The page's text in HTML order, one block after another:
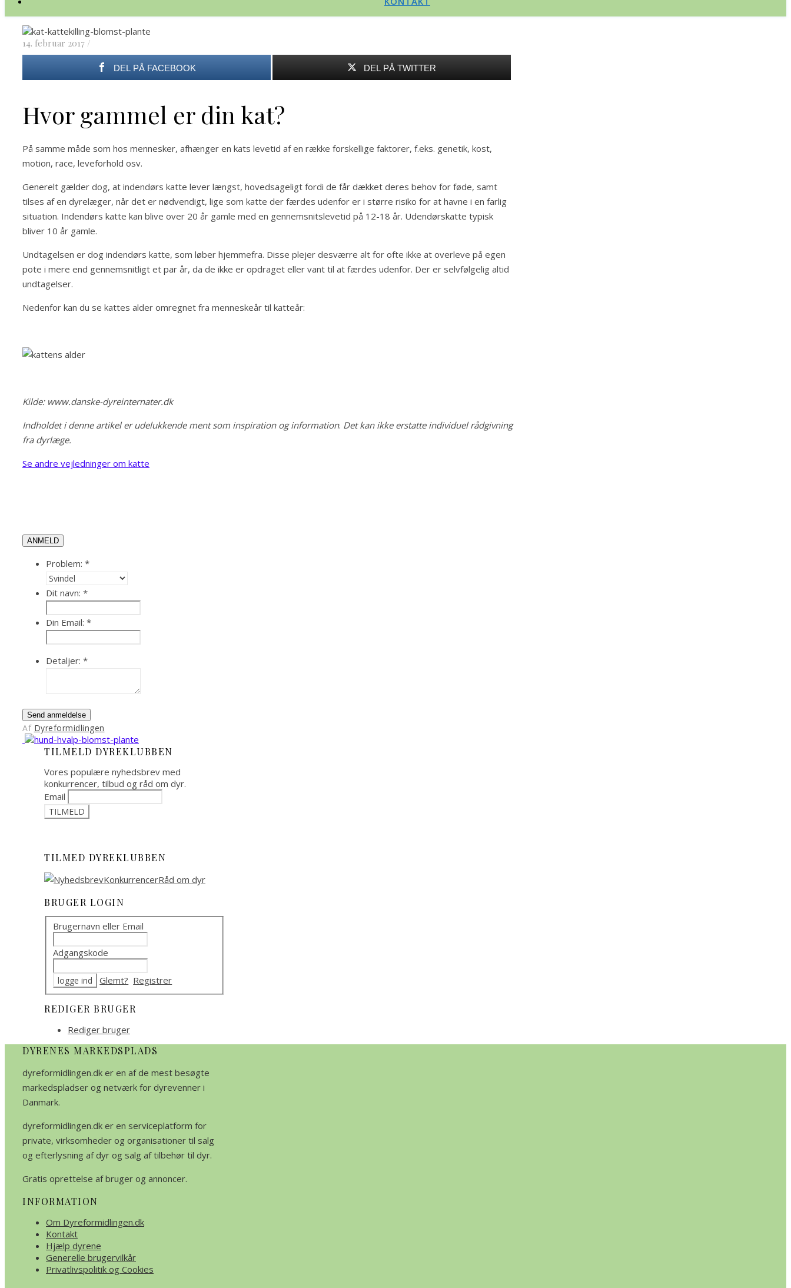
14. februar 2017 /
DEL PÅ FACEBOOK DEL PÅ TWITTER
Hvor gammel er din kat?
På samme måde som hos mennesker, afhænger en kats levetid af en række forskellige faktorer, f.eks. genetik, kost,
motion, race, leveforhold osv.
Generelt gælder dog, at indendørs katte lever længst, hovedsageligt fordi de får dækket deres behov for føde, samt
tilses af en dyrelæger, når det er nødvendigt, lige som katte der færdes udenfor er i større risiko for at havne i en farlig
situation. Indendørs katte kan blive over 20 år gamle med en gennemsnitslevetid på 12-18 år. Udendørskatte typisk
bliver 10 år gamle.
Undtagelsen er dog indendørs katte, som løber hjemmefra. Disse plejer desværre alt for ofte ikke at overleve på egen
pote i mere end gennemsnitligt et par år, da de ikke er opdraget eller vant til at færdes udenfor. Der er selvfølgelig altid
undtagelser.
Nedenfor kan du se kattes alder omregnet fra menneskeår til katteår:
Kilde: www.danske-dyreinternater.dk
Indholdet i denne artikel er udelukkende ment som inspiration og information. Det kan ikke erstatte individuel rådgivning
fra dyrlæge.
Se andre vejledninger om katte
ANMELD
Problem: *
Dit navn: *
Din Email: *
Detaljer: *
Send anmeldelse
Af Dyreformidlingen
TILMELD DYREKLUBBEN
Vores populære nyhedsbrev med
konkurrencer, tilbud og råd om dyr.
Email
TILMED DYREKLUBBEN
BRUGER LOGIN
Brugernavn eller Email
Adgangskode
Glemt? Registrer
REDIGER BRUGER
Rediger bruger
DYRENES MARKEDSPLADS
dyreformidlingen.dk er en af de mest besøgte
markedspladser og netværk for dyrevenner i
Danmark.
dyreformidlingen.dk er en serviceplatform for
private, virksomheder og organisationer til salg
og efterlysning af dyr og salg af tilbehør til dyr.
Gratis oprettelse af bruger og annoncer.
INFORMATION
Om Dyreformidlingen.dk
Kontakt
Hjælp dyrene
Generelle brugervilkår
Privatlivspolitik og Cookies